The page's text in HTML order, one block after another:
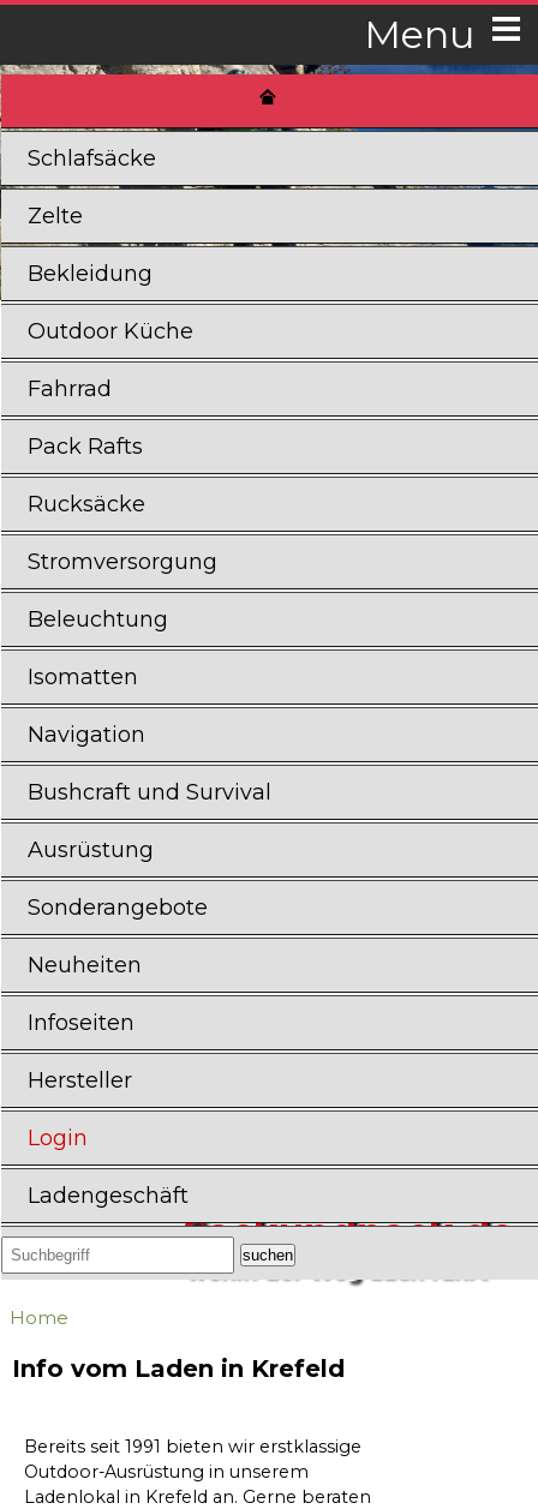
Menu
Schlafsäcke
Zelte
Bekleidung
Outdoor Küche
Fahrrad
Pack Rafts
Rucksäcke
Stromversorgung
Beleuchtung
Isomatten
Navigation
Bushcraft und Survival
Ausrüstung
Sonderangebote
Neuheiten
Infoseiten
Hersteller
Login
Ladengeschäft
Sackundpack.de
wohin der Weg auch führt
Home
Info vom Laden in Krefeld
Bereits seit 1991 bieten wir erstklassige
Outdoor-Ausrüstung in unserem
Ladenlokal in Krefeld an. Gerne beraten